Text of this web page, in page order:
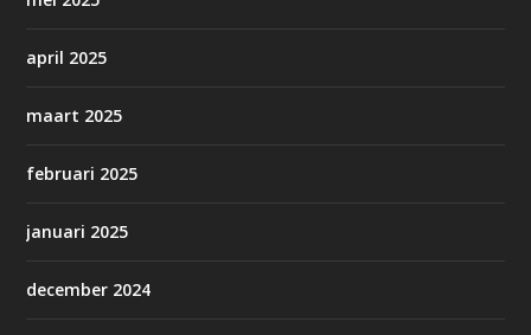
april 2025
maart 2025
februari 2025
januari 2025
december 2024